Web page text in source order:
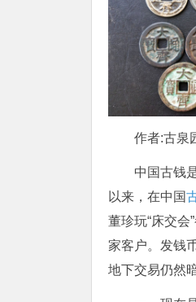
作者:古泉
中国古钱
以来，在中国
董珍玩“床交
家客户。发钱
地下交易仍然